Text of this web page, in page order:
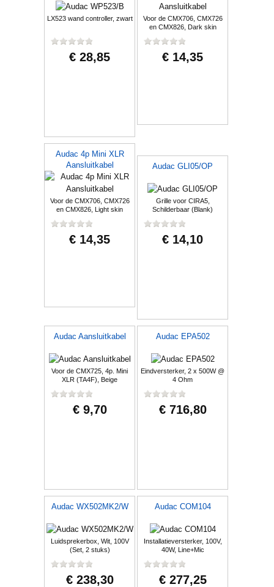
LX523 wand controller, zwart
€ 28,85
Voor de CMX706, CMX726
en CMX826, Dark skin
€ 14,35
Audac 4p Mini XLR
Aansluitkabel
Voor de CMX706, CMX726
en CMX826, Light skin
€ 14,35
Audac GLI05/OP
Grille voor CIRA5,
Schilderbaar (Blank)
€ 14,10
Audac Aansluitkabel
Voor de CMX725, 4p. Mini
XLR (TA4F), Beige
€ 9,70
Audac EPA502
Eindversterker, 2 x 500W @
4 Ohm
€ 716,80
Audac WX502MK2/W
Luidsprekerbox, Wit, 100V
(Set, 2 stuks)
€ 238,30
Audac COM104
Installatieversterker, 100V,
40W, Line+Mic
€ 277,25